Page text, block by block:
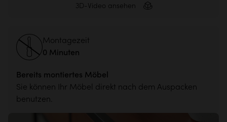
3D-Video ansehen
Montagezeit
0 Minuten
Bereits montiertes Möbel
Sie können Ihr Möbel direkt nach dem Auspacken
benutzen.